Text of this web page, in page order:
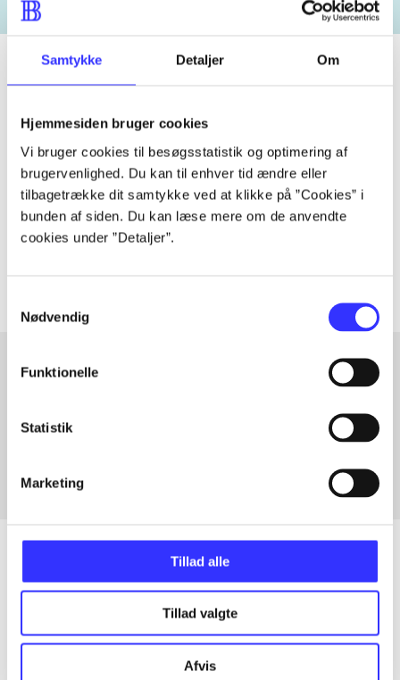
Samtykke Detaljer Om
Hjemmesiden bruger cookies
Vi bruger cookies til besøgsstatistik og optimering af
brugervenlighed. Du kan til enhver tid ændre eller
tilbagetrække dit samtykke ved at klikke på ”Cookies” i
bunden af siden. Du kan læse mere om de anvendte
cookies under ”Detaljer”.
Nødvendig
Funktionelle
Statistik
Marketing
Tillad alle
Tillad valgte
Afvis
Tidsskrift
Artiklen er en del af
lorem ipsum dolor sit amet ...
Tidsskrift
handler ofte om
Fra
Alle registrerede artikler fordelt på udgivelser